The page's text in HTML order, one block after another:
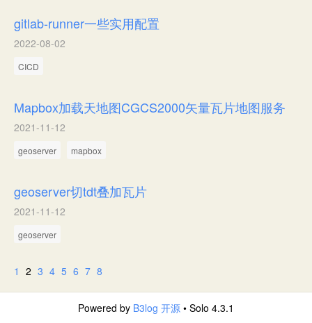
gitlab-runner一些实用配置
2022-08-02
CICD
Mapbox加载天地图CGCS2000矢量瓦片地图服务
2021-11-12
geoserver mapbox
geoserver切tdt叠加瓦片
2021-11-12
geoserver
1 2 3 4 5 6 7 8
Powered by B3log 开源 • Solo 4.3.1